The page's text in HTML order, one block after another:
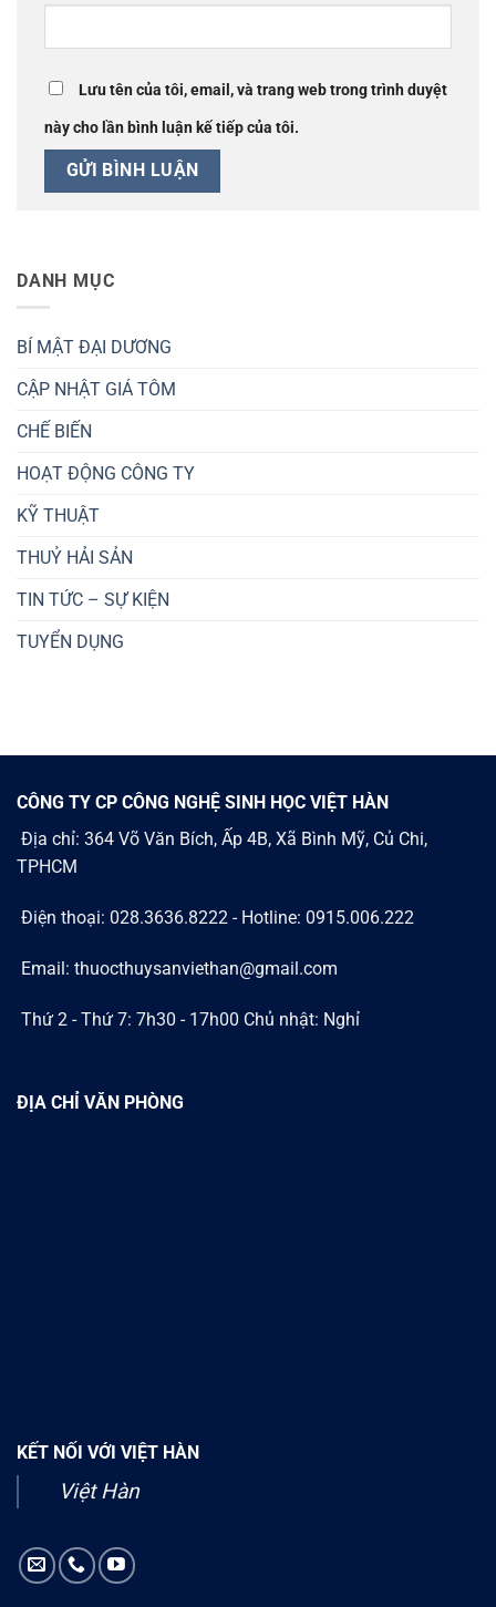
Lưu tên của tôi, email, và trang web trong trình duyệt
này cho lần bình luận kế tiếp của tôi.
DANH MỤC
BÍ MẬT ĐẠI DƯƠNG
CẬP NHẬT GIÁ TÔM
CHẾ BIẾN
HOẠT ĐỘNG CÔNG TY
KỸ THUẬT
THUỶ HẢI SẢN
TIN TỨC – SỰ KIỆN
TUYỂN DỤNG
CÔNG TY CP CÔNG NGHỆ SINH HỌC VIỆT HÀN
Địa chỉ: 364 Võ Văn Bích, Ấp 4B, Xã Bình Mỹ, Củ Chi,
TPHCM
Điện thoại: 028.3636.8222 - Hotline: 0915.006.222
Email: thuocthuysanviethan@gmail.com
Thứ 2 - Thứ 7: 7h30 - 17h00 Chủ nhật: Nghỉ
ĐỊA CHỈ VĂN PHÒNG
KẾT NỐI VỚI VIỆT HÀN
Việt Hàn